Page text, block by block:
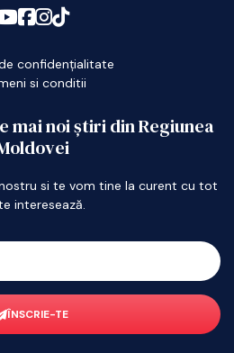
confidențialitate
si conditii
mai noi știri din Regiunea
si te vom tine la curent cu tot
interesează.
ÎNSCRIE-TE